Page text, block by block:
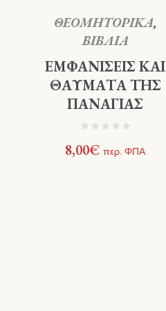
ΘΕΟΜΗΤΟΡΙΚΑ,
ΒΙΒΛΙΑ
ΕΜΦΑΝΙΣΕΙΣ ΚΑΙ
ΘΑΥΜΑΤΑ ΤΗΣ
ΠΑΝΑΓΙΑΣ
8,00€ περ. ΦΠΑ